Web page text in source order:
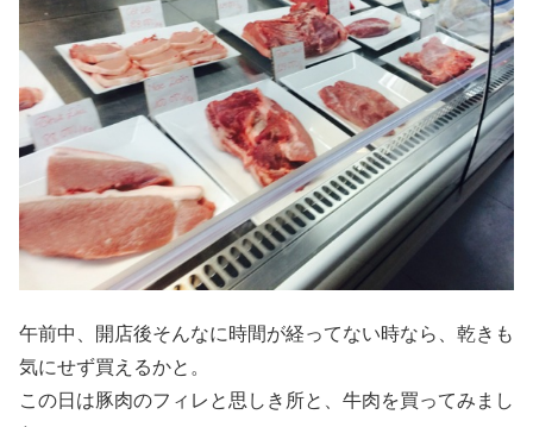
午前中、開店後そんなに時間が経ってない時なら、乾きも
気にせず買えるかと。
この日は豚肉のフィレと思しき所と、牛肉を買ってみまし